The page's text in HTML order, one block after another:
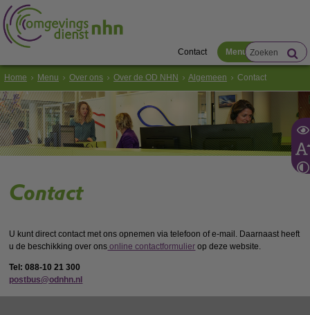
Contact Menu
Home Menu Over ons Over de OD NHN Algemeen Contact
Contact
U kunt direct contact met ons opnemen via telefoon of e-mail. Daarnaast heeft
u de beschikking over ons online contactformulier op deze website.
Tel: 088-10 21 300
postbus@odnhn.nl